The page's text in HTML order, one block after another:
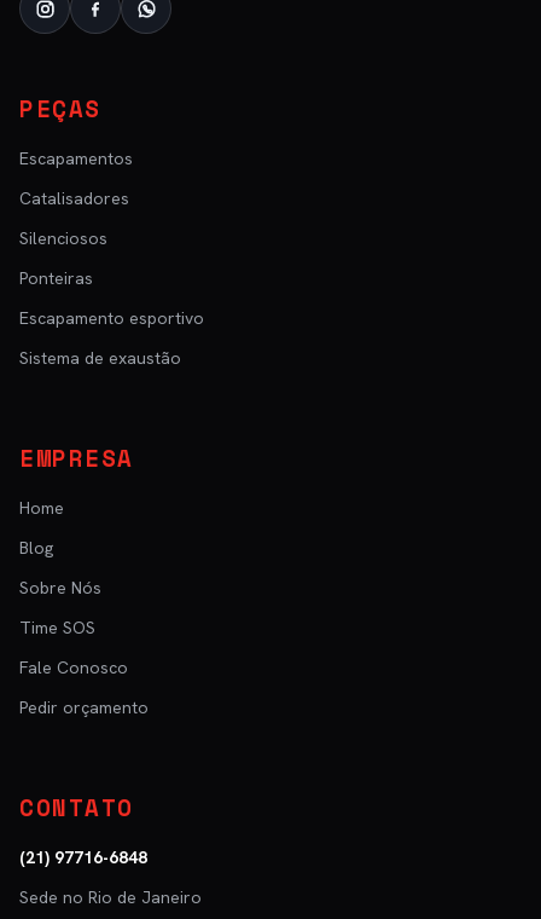
PEÇAS
Escapamentos
Catalisadores
Silenciosos
Ponteiras
Escapamento esportivo
Sistema de exaustão
EMPRESA
Home
Blog
Sobre Nós
Time SOS
Fale Conosco
Pedir orçamento
CONTATO
(21) 97716-6848
Sede no Rio de Janeiro